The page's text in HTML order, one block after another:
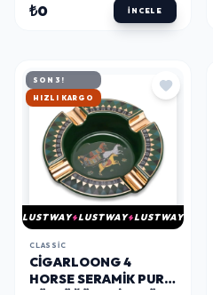
₺0 İNCELE
SON 3!
HIZLI KARGO
LUSTWAY LUSTWAY LUSTWAY
CLASSIC
CIGARLOONG 4
HORSE SERAMIK PURO